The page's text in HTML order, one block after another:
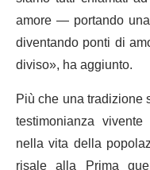
amore — portando
diventando ponti di
diviso», ha aggiunto.
Più che una
testimonianza
nella vita della